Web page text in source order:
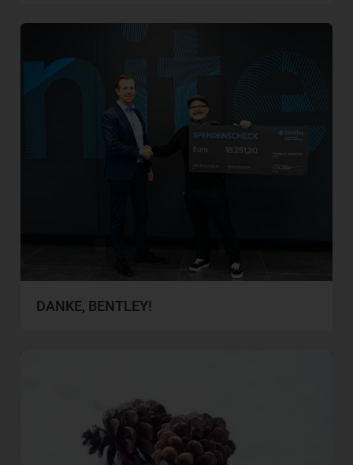
DANKE, BENTLEY!